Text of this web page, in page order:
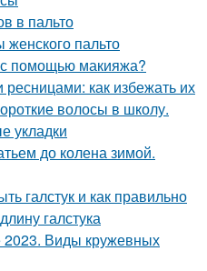
в пальто
пальто
помощью макияжа?
как избежать их
волосы в школу.
укладки
до колена зимой.
галстук и как правильно
галстука
2023. Виды кружевных